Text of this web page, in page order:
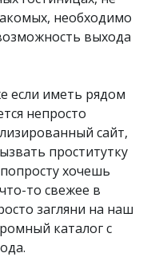
необходимо
выхода
если иметь рядом
непросто
сайт,
проститутку
хочешь
то свежее в
загляни на наш
каталог с